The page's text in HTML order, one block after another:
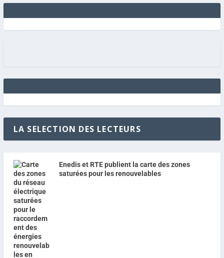
LA SELECTION DES LECTEURS
Enedis et RTE publient la carte des zones
saturées pour les renouvelables